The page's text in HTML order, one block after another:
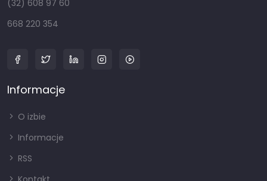
(32) 608 97 60
668 220 354
Informacje
O izbie
Informacje
RSS